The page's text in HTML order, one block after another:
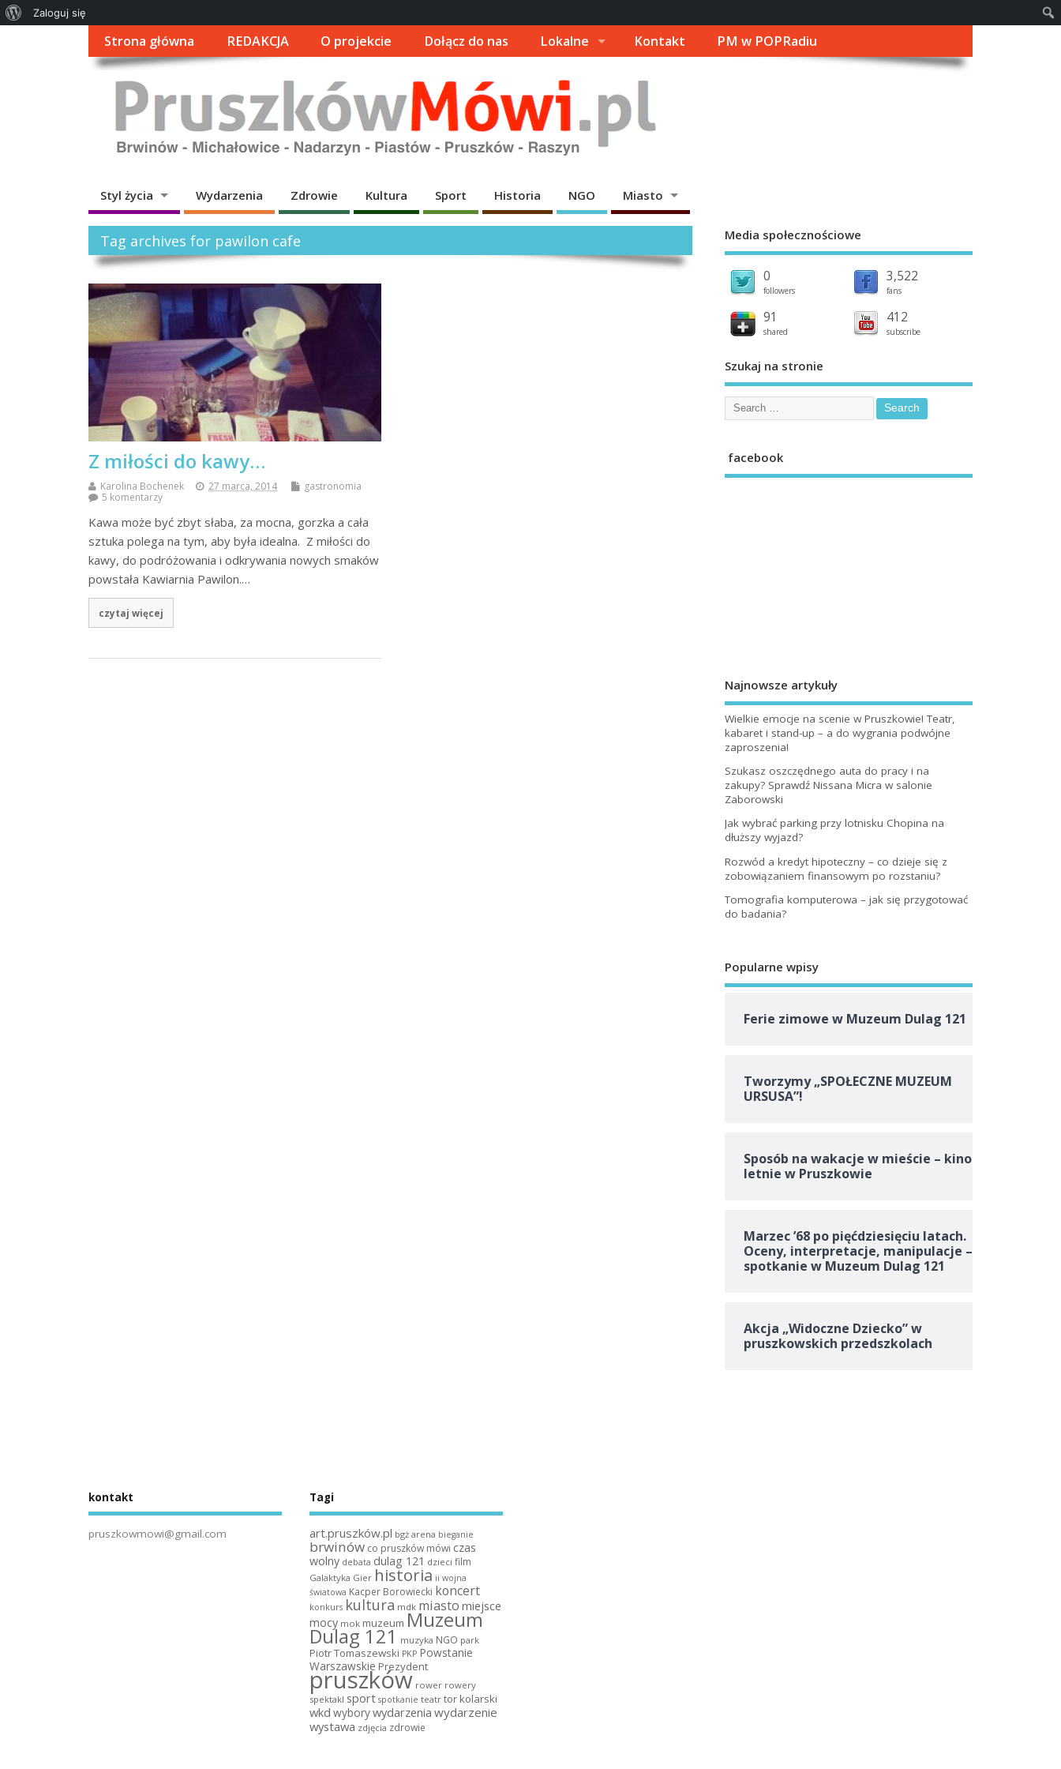
Strona główna REDAKCJA O projekcie Dołącz do nas Lokalne Kontakt PM w POPRadiu
Styl życia Wydarzenia Zdrowie Kultura Sport Historia NGO Miasto
Tag archives for pawilon cafe
Z miłości do kawy…
Karolina Bochenek 27 marca, 2014
gastronomia
5 komentarzy
Kawa może być zbyt słaba, za mocna, gorzka a cała
sztuka polega na tym, aby była idealna. Z miłości do
kawy, do podróżowania i odkrywania nowych smaków
powstała Kawiarnia Pawilon.…
czytaj więcej
Media społecznościowe
0
followers
3,522
fans
91
shared
412
subscribe
Szukaj na stronie
facebook
Najnowsze artykuły
Wielkie emocje na scenie w Pruszkowie! Teatr,
kabaret i stand-up – a do wygrania podwójne
zaproszenia!
Szukasz oszczędnego auta do pracy i na
zakupy? Sprawdź Nissana Micra w salonie
Zaborowski
Jak wybrać parking przy lotnisku Chopina na
dłuższy wyjazd?
Rozwód a kredyt hipoteczny – co dzieje się z
zobowiązaniem finansowym po rozstaniu?
Tomografia komputerowa – jak się przygotować
do badania?
Popularne wpisy
Ferie zimowe w Muzeum Dulag 121
Tworzymy „SPOŁECZNE MUZEUM
URSUSA”!
Sposób na wakacje w mieście – kino
letnie w Pruszkowie
Marzec ’68 po pięćdziesięciu latach.
Oceny, interpretacje, manipulacje –
spotkanie w Muzeum Dulag 121
Akcja „Widoczne Dziecko” w
pruszkowskich przedszkolach
kontakt
pruszkowmowi@gmail.com
Tagi
art.pruszków.pl bgż arena bieganie
brwinów co pruszków mówi czas
wolny debata dulag 121 dzieci film
Galaktyka Gier historia ii wojna
światowa Kacper Borowiecki koncert
konkurs kultura mdk miasto miejsce
mocy mok muzeum Muzeum
Dulag 121 muzyka NGO park
Piotr Tomaszewski PKP Powstanie
Warszawskie Prezydent
pruszków rower rowery
spektakl sport spotkanie teatr tor kolarski
wkd wyborywydarzenia wydarzenie
wystawa zdjęcia zdrowie
Zaloguj się